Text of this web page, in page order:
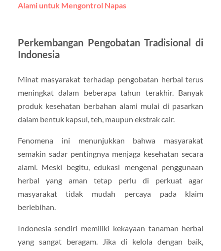
Alami untuk Mengontrol Napas
Perkembangan Pengobatan Tradisional di
Indonesia
Minat masyarakat terhadap pengobatan herbal terus
meningkat dalam beberapa tahun terakhir. Banyak
produk kesehatan berbahan alami mulai di pasarkan
dalam bentuk kapsul, teh, maupun ekstrak cair.
Fenomena ini menunjukkan bahwa masyarakat
semakin sadar pentingnya menjaga kesehatan secara
alami. Meski begitu, edukasi mengenai penggunaan
herbal yang aman tetap perlu di perkuat agar
masyarakat tidak mudah percaya pada klaim
berlebihan.
Indonesia sendiri memiliki kekayaan tanaman herbal
yang sangat beragam. Jika di kelola dengan baik,